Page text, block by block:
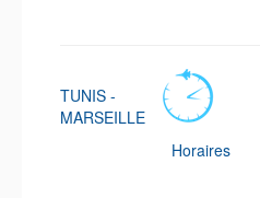
TUNIS -
MARSEILLE
Horaires